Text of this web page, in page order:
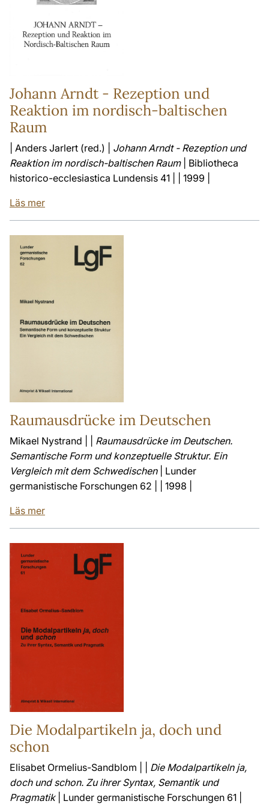
Johann Arndt - Rezeption und
Reaktion im nordisch-baltischen
Raum
| Anders Jarlert (red.) | Johann Arndt - Rezeption und
Reaktion im nordisch-baltischen Raum| Bibliotheca
historico-ecclesiastica Lundensis 41 | | 1999 |
Läs mer
Raumausdrücke im Deutschen
Mikael Nystrand | | Raumausdrücke im Deutschen.
Semantische Form und konzeptuelle Struktur. Ein
Vergleich mit dem Schwedischen| Lunder
germanistische Forschungen 62 | | 1998 |
Läs mer
Die Modalpartikeln ja, doch und
schon
Elisabet Ormelius-Sandblom | | Die Modalpartikeln ja,
doch und schon. Zu ihrer Syntax, Semantik und
Pragmatik| Lunder germanistische Forschungen 61 |